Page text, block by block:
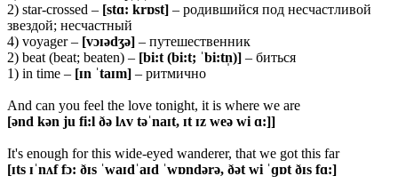
2) star-crossed – [stɑ: krɒst] – родившийся под несчастливой
звездой; несчастный
4) voyager – [vɔɪədʒə] – путешественник
2) beat (beat; beaten) – [bi:t (bi:t; ˈbi:tn̩)] – биться
1) in time – [ɪn ˈtaɪm] – ритмично
And can you feel the love tonight, it is where we are
[ənd kən ju fi:l ðə lʌv təˈnaɪt, ɪt ɪz weə wi ɑ:]]
It's enough for this wide-eyed wanderer, that we got this far
[ɪts ɪˈnʌf fɔ: ðɪs ˈwaɪdˈaɪd ˈwɒndərə, ðət wi ˈɡɒt ðɪs fɑ:]